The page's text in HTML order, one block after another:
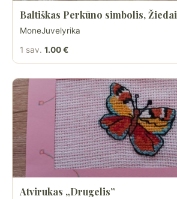
Baltiškas Perkūno simbolis, Žiedai
MoneJuvelyrika
1 sav. 1.00 €
Atvirukas „Drugelis”